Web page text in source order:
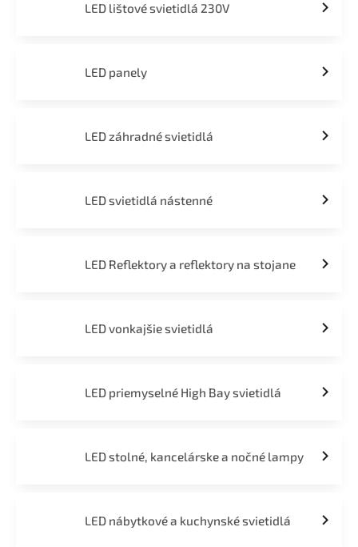
LED lištové svietidlá 230V
LED panely
LED záhradné svietidlá
LED svietidlá nástenné
LED Reflektory a reflektory na stojane
LED vonkajšie svietidlá
LED priemyselné High Bay svietidlá
LED stolné, kancelárske a nočné lampy
LED nábytkové a kuchynské svietidlá